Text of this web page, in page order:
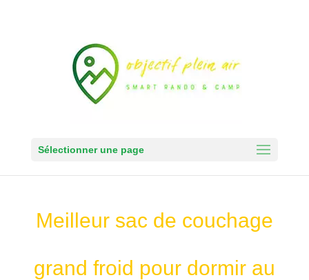
Sélectionner une page
Meilleur sac de couchage
grand froid pour dormir au